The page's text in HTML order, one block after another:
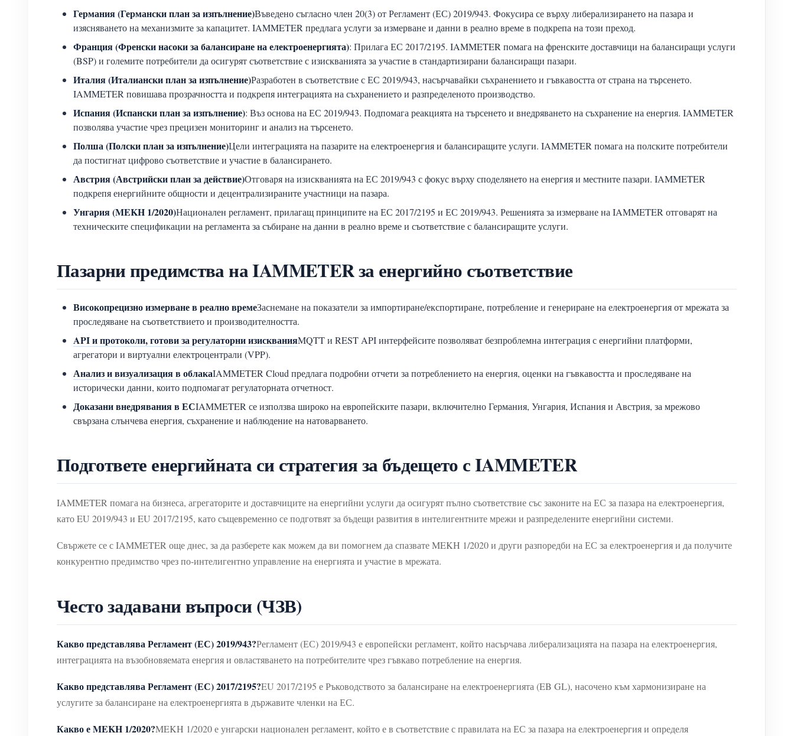
Германия (Германски план за изпълнение)Въведено съгласно член 20(3) от Регламент (ЕС) 2019/943. Фокусира се върху либерализирането на пазара и
изясняването на механизмите за капацитет. IAMMETER предлага услуги за измерване и данни в реално време в подкрепа на този преход.
Франция (Френски насоки за балансиране на електроенергията): Прилага ЕС 2017/2195. IAMMETER помага на френските доставчици на балансиращи услуги
(BSP) и големите потребители да осигурят съответствие с изискванията за участие в стандартизирани балансиращи пазари.
Италия (Италиански план за изпълнение)Разработен в съответствие с ЕС 2019/943, насърчавайки съхранението и гъвкавостта от страна на търсенето.
IAMMETER повишава прозрачността и подкрепя интеграцията на съхранението и разпределеното производство.
Испания (Испански план за изпълнение): Въз основа на ЕС 2019/943. Подпомага реакцията на търсенето и внедряването на съхранение на енергия. IAMMETER
позволява участие чрез прецизен мониторинг и анализ на търсенето.
Полша (Полски план за изпълнение)Цели интеграцията на пазарите на електроенергия и балансиращите услуги. IAMMETER помага на полските потребители
да постигнат цифрово съответствие и участие в балансирането.
Австрия (Австрийски план за действие)Отговаря на изискванията на ЕС 2019/943 с фокус върху споделянето на енергия и местните пазари. IAMMETER
подкрепя енергийните общности и децентрализираните участници на пазара.
Унгария (MEKH 1/2020)Национален регламент, прилагащ принципите на ЕС 2017/2195 и ЕС 2019/943. Решенията за измерване на IAMMETER отговарят на
техническите спецификации на регламента за събиране на данни в реално време и съответствие с балансиращите услуги.
Пазарни предимства на IAMMETER за енергийно съответствие
Високопрецизно измерване в реално времеЗаснемане на показатели за импортиране/експортиране, потребление и генериране на електроенергия от мрежата за
проследяване на съответствието и производителността.
API и протоколи, готови за регулаторни изискванияMQTT и REST API интерфейсите позволяват безпроблемна интеграция с енергийни платформи,
агрегатори и виртуални електроцентрали (VPP).
Анализ и визуализация в облакаIAMMETER Cloud предлага подробни отчети за потреблението на енергия, оценки на гъвкавостта и проследяване на
исторически данни, които подпомагат регулаторната отчетност.
Доказани внедрявания в ЕСIAMMETER се използва широко на европейските пазари, включително Германия, Унгария, Испания и Австрия, за мрежово
свързана слънчева енергия, съхранение и наблюдение на натоварването.
Подгответе енергийната си стратегия за бъдещето с IAMMETER
IAMMETER помага на бизнеса, агрегаторите и доставчиците на енергийни услуги да осигурят пълно съответствие със законите на ЕС за пазара на електроенергия,
като EU 2019/943 и EU 2017/2195, като същевременно се подготвят за бъдещи развития в интелигентните мрежи и разпределените енергийни системи.
Свържете се с IAMMETER още днес, за да разберете как можем да ви помогнем да спазвате MEKH 1/2020 и други разпоредби на ЕС за електроенергия и да получите
конкурентно предимство чрез по-интелигентно управление на енергията и участие в мрежата.
Често задавани въпроси (ЧЗВ)
Какво представлява Регламент (ЕС) 2019/943?Регламент (ЕС) 2019/943 е европейски регламент, който насърчава либерализацията на пазара на електроенергия,
интеграцията на възобновяемата енергия и овластяването на потребителите чрез гъвкаво потребление на енергия.
Какво представлява Регламент (ЕС) 2017/2195?EU 2017/2195 е Ръководството за балансиране на електроенергията (EB GL), насочено към хармонизиране на
услугите за балансиране на електроенергията в държавите членки на ЕС.
Какво е MEKH 1/2020?MEKH 1/2020 е унгарски национален регламент, който е в съответствие с правилата на ЕС за пазара на електроенергия и определя